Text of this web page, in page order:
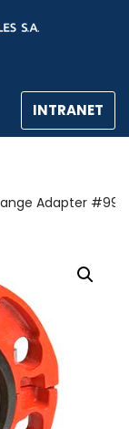
INTRANET
Adapter #994